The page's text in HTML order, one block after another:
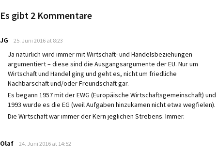
Es gibt 2 Kommentare
JG says:
25. Juni 2016 at 8:23
Ja natürlich wird immer mit Wirtschaft- und Handelsbeziehungen
argumentiert – diese sind die Ausgangsargumente der EU. Nur um
Wirtschaft und Handel ging und geht es, nicht um friedliche
Nachbarschaft und/oder Freundschaft gar.
Es begann 1957 mit der EWG (Europäische Wirtschaftsgemeinschaft) und
1993 wurde es die EG (weil Aufgaben hinzukamen nicht etwa wegfielen).
Die Wirtschaft war immer der Kern jeglichen Strebens. Immer.
Olaf says:
24. Juni 2016 at 14:52